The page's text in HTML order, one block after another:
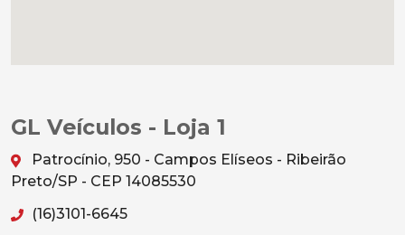
GL Veículos - Loja 1
Patrocínio, 950 - Campos Elíseos - Ribeirão
Preto/SP - CEP 14085530
(16)3101-6645